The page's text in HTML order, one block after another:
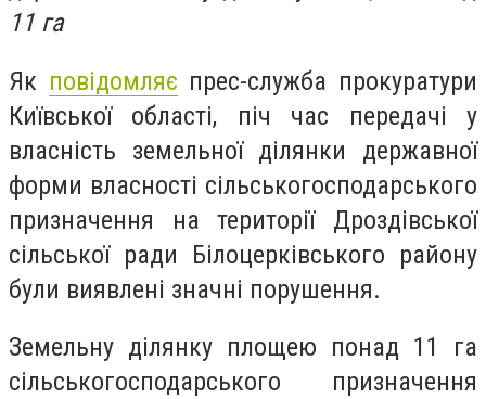
11 га
Як повідомляє прес-служба прокуратури
Київської області, піч час передачі у
власність земельної ділянки державної
форми власності сільськогосподарського
призначення на території Дроздівської
сільської ради Білоцерківського району
були виявлені значні порушення.
Земельну ділянку площею понад 11 га
сільськогосподарського призначення